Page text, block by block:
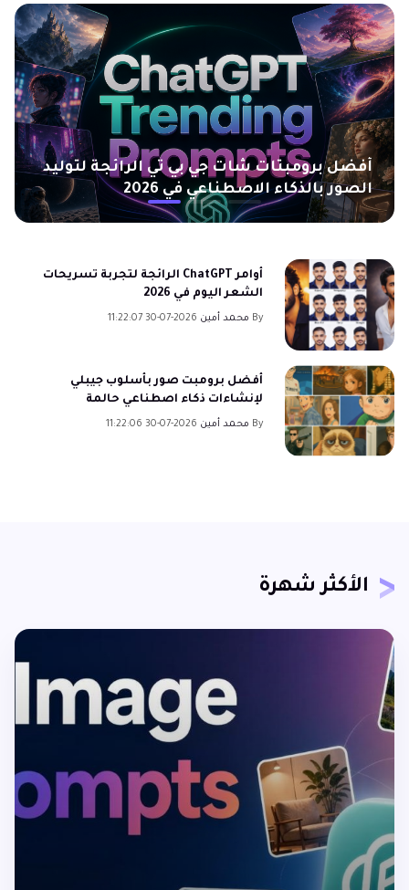
لتوليد
حوّل الأفكار إلى فن باستخدام
Gemini AI القوية
أوامر ChatGPT الرائجة لتجربة تسريحات
الشعر اليوم في 2026
By محمد أمين
أفضل برومبت صور بأسلوب جيبلي
لإنشاءات ذكاء اصطناعي حالمة
By محمد أمين
الأكثر شهرة